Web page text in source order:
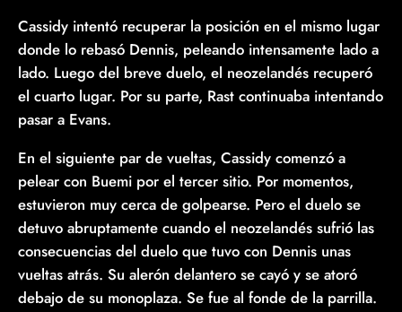
Cassidy intentó recuperar la posición en el mismo lugar
donde lo rebasó Dennis, peleando intensamente lado a
lado. Luego del breve duelo, el neozelandés recuperó
el cuarto lugar. Por su parte, Rast continuaba intentando
pasar a Evans.
En el siguiente par de vueltas, Cassidy comenzó a
pelear con Buemi por el tercer sitio. Por momentos,
estuvieron muy cerca de golpearse. Pero el duelo se
detuvo abruptamente cuando el neozelandés sufrió las
consecuencias del duelo que tuvo con Dennis unas
vueltas atrás. Su alerón delantero se cayó y se atoró
debajo de su monoplaza. Se fue al fonde de la parrilla.